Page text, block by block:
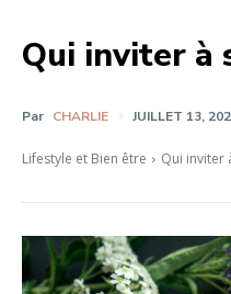
Qui inviter à
Par CHARLIE JUILLET 13,
Lifestyle et Bien être Qui inviter